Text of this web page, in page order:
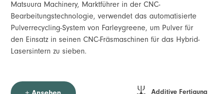
Matsuura Machinery, Marktführer in der CNC-
Bearbeitungstechnologie, verwendet das automatisierte
Pulverrecycling-System von Farleygreene, um Pulver für
den Einsatz in seinen CNC-Fräsmaschinen für das Hybrid-
Lasersintern zu sieben.
Additive Fertigung